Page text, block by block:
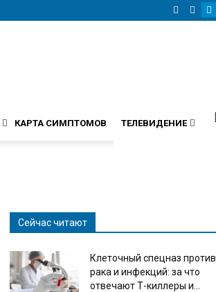
КАРТА СИМПТОМОВ ТЕЛЕВИДЕНИЕ
Сейчас читают
Клеточный спецназ против
рака и инфекций: за что
отвечают Т-киллеры и...